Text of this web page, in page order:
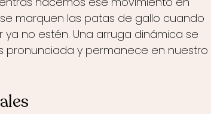
marquen las patas de gallo cuando
no estén. Una arruga dinámica se
pronunciada y permanece en nuestro